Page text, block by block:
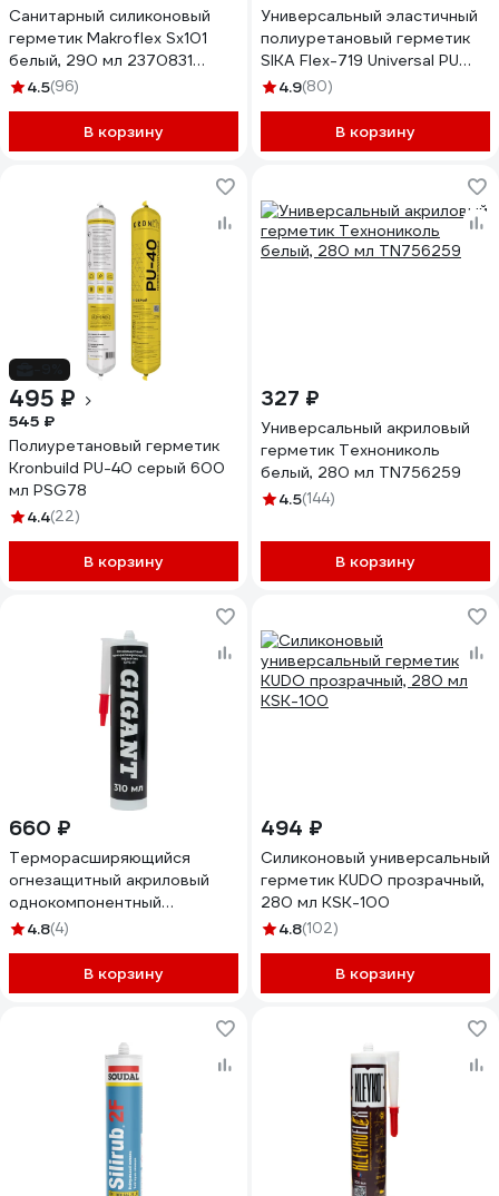
Санитарный силиконовый
герметик Makroflex Sx101
белый, 290 мл 2370831
Б0036205 2670568
4.5(96)
В корзину
Универсальный эластичный
полиуретановый герметик
SIKA Flex-719 Universal PU
серый 600мл. 732365
4.9(80)
В корзину
495 ₽
545 ₽
Полиуретановый герметик
Kronbuild PU-40 серый 600
мл PSG78
4.4(22)
В корзину
327 ₽
Универсальный акриловый
герметик Технониколь
белый, 280 мл TN756259
4.5(144)
В корзину
660 ₽
Терморасширяющийся
огнезащитный акриловый
однокомпонентный
герметик Gigant картридж
4.8(4)
В корзину
494 ₽
Силиконовый универсальный
герметик KUDO прозрачный,
280 мл KSK-100
4.8(102)
В корзину